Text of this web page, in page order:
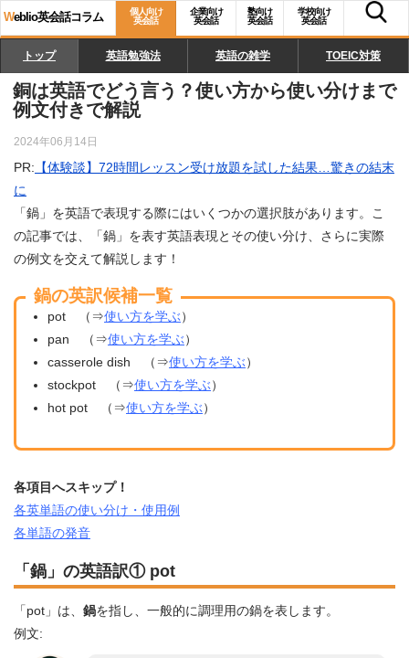
Weblio英会話コラム
個人向け
英会話
企業向け
英会話
塾向け
英会話
学校向け
英会話
トップ 英語勉強法 英語の雑学 TOEIC対策
銅は英語でどう言う？使い方から使い分けまで
例文付きで解説
2024年06月14日
PR: 【体験談】72時間レッスン受け放題を試した結果…驚きの結末
に
「鍋」を英語で表現する際にはいくつかの選択肢があります。こ
の記事では、「鍋」を表す英語表現とその使い分け、さらに実際
の例文を交えて解説します！
鍋の英訳候補一覧
pot （⇒使い方を学ぶ）
pan （⇒使い方を学ぶ）
casserole dish （⇒使い方を学ぶ）
stockpot （⇒使い方を学ぶ）
hot pot （⇒使い方を学ぶ）
各項目へスキップ！
各英単語の使い分け・使用例
各単語の発音
「鍋」の英語訳① pot
「pot」は、 鍋を指し、一般的に調理用の鍋を表します。
例文: